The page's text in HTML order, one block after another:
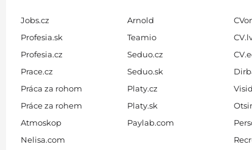
Jobs.cz
Profesia.sk
Profesia.cz
Prace.cz
Práca za rohom
Práce za rohem
Atmoskop
Nelisa.com
Arnold
Teamio
Seduo.cz
Seduo.sk
Platy.cz
Platy.sk
Paylab.com